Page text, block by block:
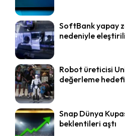
SoftBank yapay
nedeniyle
Robot üreticisi
değerleme hedefi
Snap Dünya
beklentileri aştı